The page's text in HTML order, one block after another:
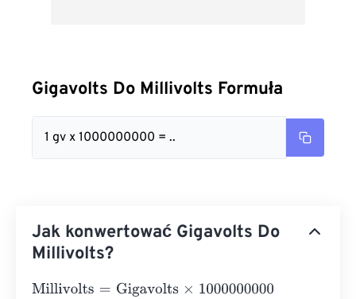
Gigavolts Do Millivolts Formuła
1 gv x 1000000000 = ..
Jak konwertować Gigavolts Do
Millivolts?
Millivolts=Gigavolts×1000000000